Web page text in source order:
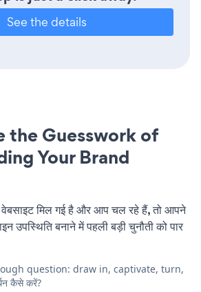
See the details
the Guesswork of
Your Brand
मिल गई है और आप चल रहे हैं, तो आपने
उपस्थिति बनाने में पहली बड़ी चुनौती को पार
tough question: draw in, captivate, turn,
कैसे करें?